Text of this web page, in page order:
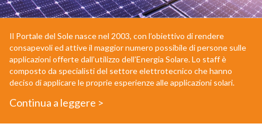
Il Portale del Sole nasce nel 2003, con l’obiettivo di rendere
consapevoli ed attive il maggior numero possibile di persone sulle
applicazioni offerte dall’utilizzo dell’Energia Solare. Lo staff è
composto da specialisti del settore elettrotecnico che hanno
deciso di applicare le proprie esperienze alle applicazioni solari.
Continua a leggere >